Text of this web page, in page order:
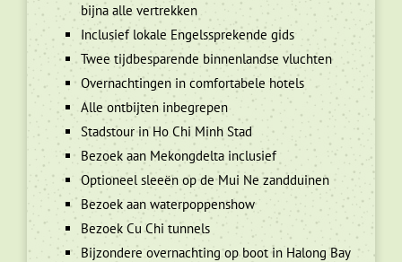
bijna alle vertrekken
Inclusief lokale Engelssprekende gids
Twee tijdbesparende binnenlandse vluchten
Overnachtingen in comfortabele hotels
Alle ontbijten inbegrepen
Stadstour in Ho Chi Minh Stad
Bezoek aan Mekongdelta inclusief
Optioneel sleeën op de Mui Ne zandduinen
Bezoek aan waterpoppenshow
Bezoek Cu Chi tunnels
Bijzondere overnachting op boot in Halong Bay